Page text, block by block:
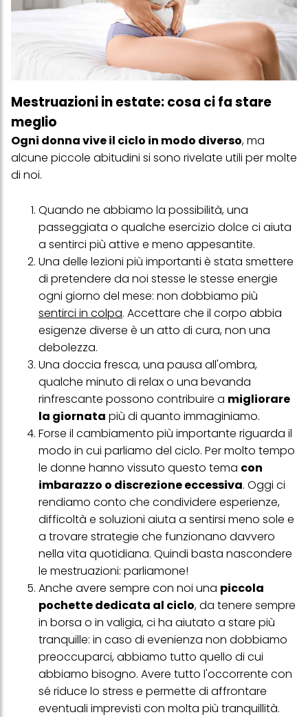
Mestruazioni in estate: cosa ci fa stare
meglio
Ogni donna vive il ciclo in modo diverso, ma
alcune piccole abitudini si sono rivelate utili per molte
di noi.
Quando ne abbiamo la possibilità, una
passeggiata o qualche esercizio dolce ci aiuta
a sentirci più attive e meno appesantite.
Una delle lezioni più importanti è stata smettere
di pretendere da noi stesse le stesse energie
ogni giorno del mese: non dobbiamo più
sentirci in colpa. Accettare che il corpo abbia
esigenze diverse è un atto di cura, non una
debolezza.
Una doccia fresca, una pausa all'ombra,
qualche minuto di relax o una bevanda
rinfrescante possono contribuire a migliorare
la giornata più di quanto immaginiamo.
Forse il cambiamento più importante riguarda il
modo in cui parliamo del ciclo. Per molto tempo
le donne hanno vissuto questo tema con
imbarazzo o discrezione eccessiva. Oggi ci
rendiamo conto che condividere esperienze,
difficoltà e soluzioni aiuta a sentirsi meno sole e
a trovare strategie che funzionano davvero
nella vita quotidiana. Quindi basta nascondere
le mestruazioni: parliamone!
Anche avere sempre con noi una piccola
pochette dedicata al ciclo, da tenere sempre
in borsa o in valigia, ci ha aiutato a stare più
tranquille: in caso di evenienza non dobbiamo
preoccuparci, abbiamo tutto quello di cui
abbiamo bisogno. Avere tutto l'occorrente con
sé riduce lo stress e permette di affrontare
eventuali imprevisti con molta più tranquillità.